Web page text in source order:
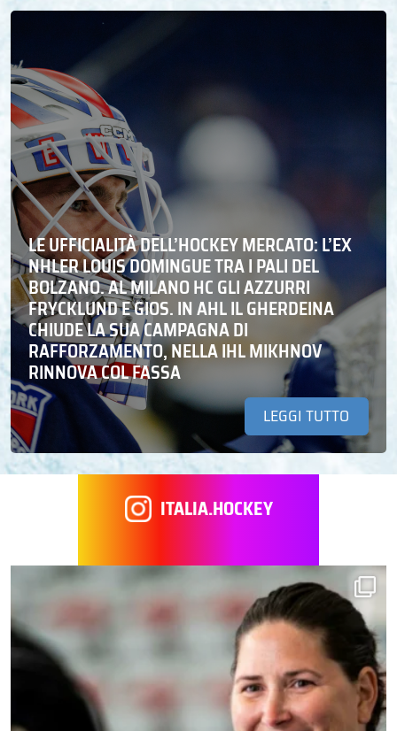
LE UFFICIALITÀ DELL’HOCKEY MERCATO: L’EX
NHLER LOUIS DOMINGUE TRA I PALI DEL
BOLZANO. AL MILANO HC GLI AZZURRI
FRYCKLUND E GIOS. IN AHL IL GHERDEINA
CHIUDE LA SUA CAMPAGNA DI
RAFFORZAMENTO, NELLA IHL MIKHNOV
RINNOVA COL FASSA
LEGGI TUTTO
ITALIA.HOCKEY